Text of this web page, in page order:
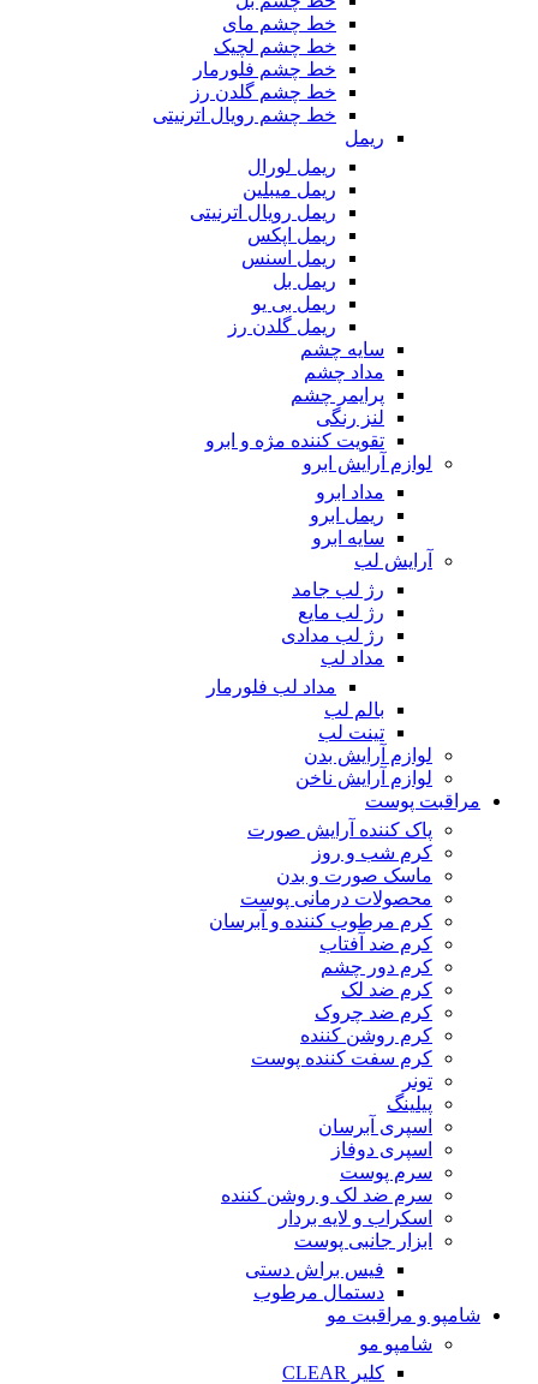
خط چشم مای
خط چشم لچیک
خط چشم فلورمار
خط چشم گلدن رز
خط چشم رویال اترنیتی
ریمل
ریمل لورال
ریمل میبلین
ریمل رویال اترنیتی
ریمل اپکس
ریمل اسنس
ریمل بل
ریمل بی یو
ریمل گلدن رز
سایه چشم
مداد چشم
پرایمر چشم
لنز رنگی
تقویت کننده مژه و ابرو
لوازم آرایش ابرو
مداد ابرو
ریمل ابرو
سایه ابرو
آرایش لب
رژ لب جامد
رژ لب مایع
رژ لب مدادی
مداد لب
مداد لب فلورمار
بالم لب
تینت لب
لوازم آرایش بدن
لوازم آرایش ناخن
مراقبت پوست
پاک کننده آرایش صورت
کرم شب و روز
ماسک صورت و بدن
محصولات درمانی پوست
کرم مرطوب کننده و آبرسان
کرم ضد آفتاب
کرم دور چشم
کرم ضد لک
کرم ضد چروک
کرم روشن کننده
کرم سفت کننده پوست
تونر
پیلینگ
اسپری آبرسان
اسپری دوفاز
سرم پوست
سرم ضد لک و روشن کننده
اسکراب و لایه بردار
ابزار جانبی پوست
فیس براش دستی
دستمال مرطوب
شامپو و مراقبت مو
شامپو مو
کلیر CLEAR